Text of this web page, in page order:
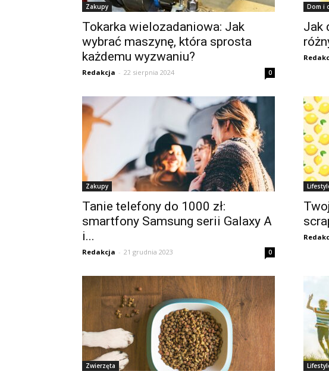
Zakupy
Tokarka wielozadaniowa: Jak
wybrać maszynę, która sprosta
każdemu wyzwaniu?
Redakcja - 22 sierpnia 2024 0
Dom i
Jak
Zakupy
Tanie telefony do 1000 zł:
smartfony Samsung serii Galaxy A
i...
Redakcja - 21 grudnia 2023 0
Zwierzęta